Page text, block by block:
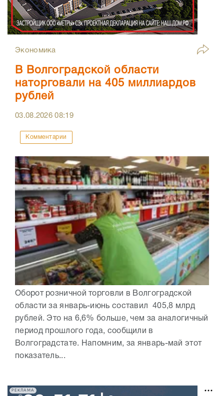
Экономика
В Волгоградской области
наторговали на 405 миллиардов
рублей
03.08.202608:19
Комментарии
Оборот розничной торговли в Волгоградской
области за январь-июнь составил 405,8 млрд
рублей. Это на 6,6% больше, чем за аналогичный
период прошлого года, сообщили в
Волгоградстате. Напомним, за январь-май этот
показатель...
РЕКЛАМА